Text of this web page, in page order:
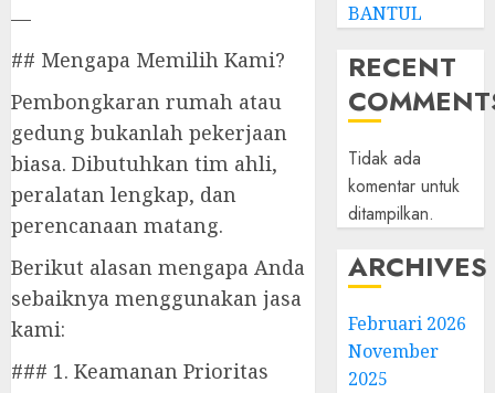
—
## Mengapa Memilih Kami?
Pembongkaran rumah atau
gedung bukanlah pekerjaan
biasa. Dibutuhkan tim ahli,
peralatan lengkap, dan
perencanaan matang.
Berikut alasan mengapa Anda
sebaiknya menggunakan jasa
kami:
### 1. Keamanan Prioritas
BANTUL
RECENT
Tidak ada
komentar untuk
ditampilkan.
ARCHIVES
Februari 2026
November
2025